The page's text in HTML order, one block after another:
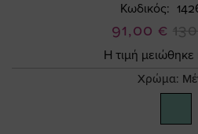
Κωδικός
Ειδική
Τιμή
91,00 €
Η τιμή μειώθηκε
Χρώμα: